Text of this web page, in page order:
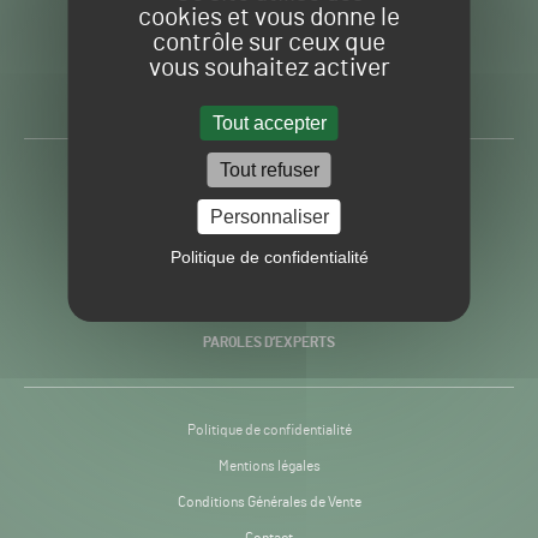
cookies et vous donne le
contrôle sur ceux que
vous souhaitez activer
Tout accepter
Tout refuser
Personnaliser
Politique de confidentialité
Gazon
Sport
H24
-
Toute l’info autour du
PRATIQUES
PAROLES D’EXPERTS
Politique de confidentialité
Mentions légales
Conditions Générales de Vente